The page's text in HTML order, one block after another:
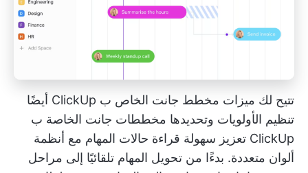
تتيح لك ميزات مخطط جانت الخاص ب ClickUp أيضًا
تنظيم الأولويات وتحديدها مخططات جانت الخاصة ب
ClickUp تعزيز سهولة قراءة حالات المهام مع أنظمة
ألوان متعددة. بدءًا من تحويل المهام تلقائيًا إلى مراحل